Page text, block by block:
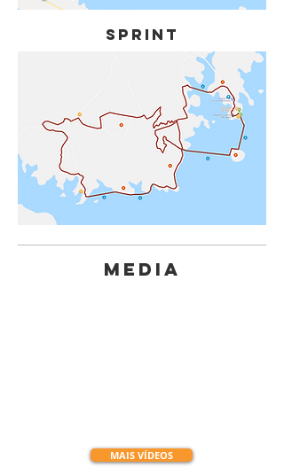
SPRINT
MEDIA
MAIS VÍDEOS